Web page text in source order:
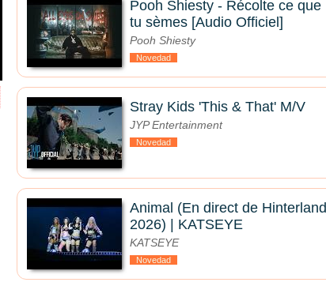
Pooh Shiesty - Récolte ce que
tu sèmes [Audio Officiel]
Pooh Shiesty
Novedad
Stray Kids 'This & That' M/V
JYP Entertainment
Novedad
Animal (En direct de Hinterland
2026) | KATSEYE
KATSEYE
Novedad